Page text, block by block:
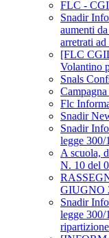
FLC -
Snadir
aumenti
arretrati
[FLC
Volantino
Snals
Flc
Snadir
Snadir
legge 300/
A scuola,
N. 10 del
GIUGNO
Snadir
legge 300/